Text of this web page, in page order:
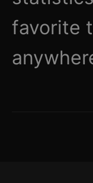
favorite